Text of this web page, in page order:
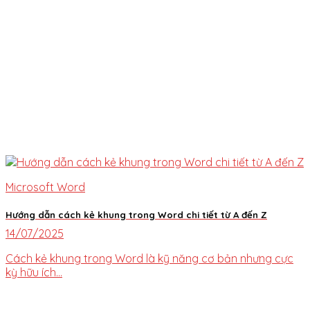
Microsoft Word
Hướng dẫn cách kẻ khung trong Word chi tiết từ A đến Z
14/07/2025
Cách kẻ khung trong Word là kỹ năng cơ bản nhưng cực
kỳ hữu ích...